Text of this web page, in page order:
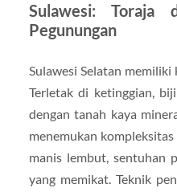
Sulawesi: Toraja
Pegunungan
Sulawesi Selatan memiliki
Terletak di ketinggian,
dengan tanah kaya
menemukan
manis lembut, sentuhan
yang memikat. Teknik